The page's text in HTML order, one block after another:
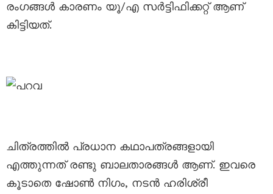
രംഗങ്ങള്‍ കാരണം യൂ/എ സര്‍ട്ടിഫിക്കറ്റ് ആണ്
കിട്ടിയത്.
ചിത്രത്തില്‍ പ്രധാന കഥാപത്രങ്ങളായി
എത്തുന്നത്‌ രണ്ടു ബാലതാരങ്ങള്‍ ആണ്. ഇവരെ
കൂടാതെ ഷോണ്‍ നിഗം, നടന്‍ ഹരിശ്രീ